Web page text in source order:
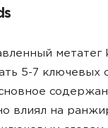
метатег
5-7 ключевых
влиял на